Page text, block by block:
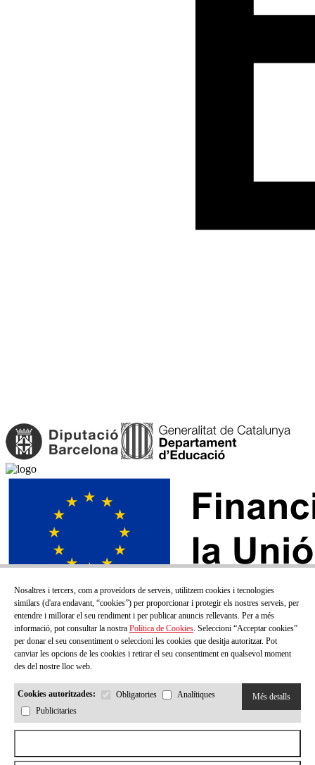
SUBSCRIU-TE AL NOSTRE BUTLLETÍ!
Correu electrónic
Nosaltres i tercers, com a proveïdors de serveis, utilitzem cookies i tecnologies
similars (d'ara endavant, “cookies”) per proporcionar i protegir els nostres serveis, per
entendre i millorar el seu rendiment i per publicar anuncis rellevants. Per a més
informació, pot consultar la nostra Política de Cookies. Seleccioni “Acceptar cookies”
per donar el seu consentiment o seleccioni les cookies que desitja autoritzar. Pot
canviar les opcions de les cookies i retirar el seu consentiment en qualsevol moment
des del nostre lloc web.
Cookies autoritzades: Obligatories
Analítiques
Publicitaries
Més detalls